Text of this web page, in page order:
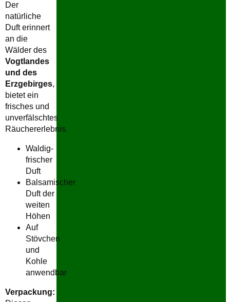
Der
natürliche
Duft erinnert
an die
Wälder des
Vogtlandes
und des
Erzgebirges,
bietet ein
frisches und
unverfälschtes
Räuchererlebnis.
Waldig-
frischer
Duft
Balsamischer
Duft der
weiten
Höhen
Auf
Stövchen
und
Kohle
anwendbar
Verpackung: